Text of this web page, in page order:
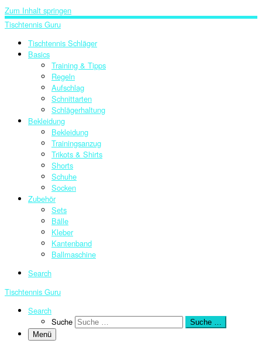
Zum Inhalt springen
Tischtennis Guru
Tischtennis Schläger
Basics
Training & Tipps
Regeln
Aufschlag
Schnittarten
Schlägerhaltung
Bekleidung
Bekleidung
Trainingsanzug
Trikots & Shirts
Shorts
Schuhe
Socken
Zubehör
Sets
Bälle
Kleber
Kantenband
Ballmaschine
Search
Tischtennis Guru
Search
Suche
Suche …
Menü